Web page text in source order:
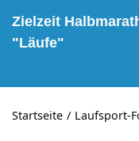
Zielzeit
"Läufe"
Startseite Laufsport-